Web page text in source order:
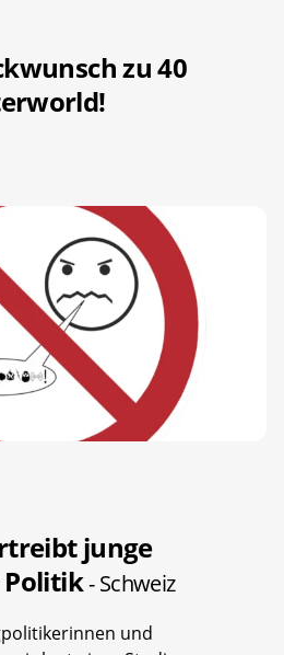
zu 40
junge
Politik- Schweiz
und